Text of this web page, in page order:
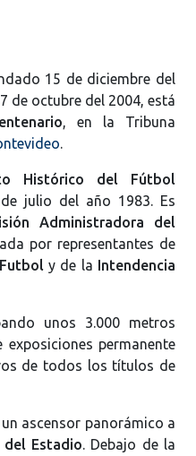
15 de diciembre del
de octubre del 2004, está
, en la Tribuna
.
Histórico del Fútbol
julio del año 1983. Es
Administradora del
por representantes de
y de la Intendencia
unos 3.000 metros
permanente
de todos los títulos de
ascensor panorámico a
del Estadio. Debajo de la